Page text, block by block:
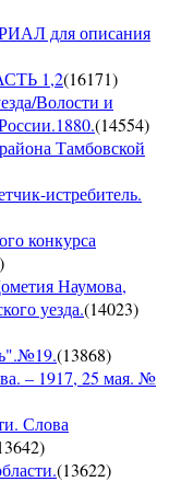
для описания
1,2(16171)
Волости и
(14554)
Тамбовской
истребитель.
конкурса
)
Наумова,
уезда.(14023)
(13868)
– 1917, 25 мая. №
Слова
)
(13622)